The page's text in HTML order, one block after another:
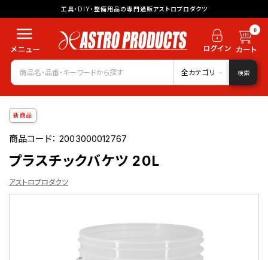
工具・DIY・整備用品の専門通販アストロプロダクツ
0
全カテゴリ 検索
新商品
商品コード：2003000012767
プラスチックバケツ 20L
アストロプロダクツ